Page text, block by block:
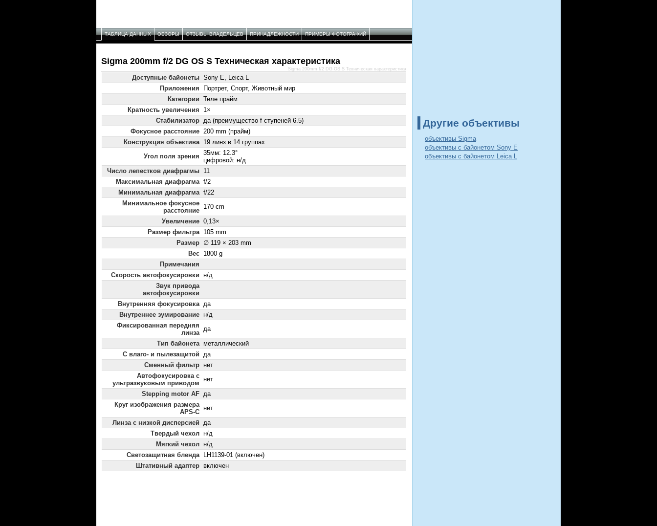
ТАБЛИЦА ДАННЫХ ОБЗОРЫ ОТЗЫВЫ ВЛАДЕЛЬЦЕВ ПРИНАДЛЕЖНОСТИ ПРИМЕРЫ ФОТОГРАФИЙ
Sigma 200mm f/2 DG OS S Техническая характеристика
Доступные байонеты Sony E, Leica L
Приложения
Портрет, Спорт, Животный мир
Категории Теле прайм
Кратность увеличения
1×
Стабилизатор да (преимущество f-ступеней 6.5)
Фокусное расстояние 200 mm (прайм)
Конструкция объектива 19 линз в 14 группах
Угол поля зрения 35мм: 12.3°
цифровой: н/д
Число лепестков диафрагмы 11
Максимальная диафрагма f/2
Минимальная диафрагма f/22
Минимальное фокусное
расстояние
170 cm
Увеличение 0,13×
Размер фильтра 105 mm
Размер ∅ 119 × 203 mm
Вес 1800 g
Примечания
Скорость автофокусировки н/д
Звук привода
автофокусировки
Внутренняя фокусировка да
Внутреннее зумирование н/д
Фиксированная передняя
линза
да
Тип байонета металлический
С влаго- и пылезащитой да
Сменный фильтр нет
Автофокусировка с
ультразвуковым приводом
нет
Stepping motor AF да
Круг изображения размера
APS-C
нет
Линза с низкой дисперсией да
Твердый чехол н/д
Мягкий чехол н/д
Светозащитная бленда
LH1139-01 (включен)
Штативный адаптер включен
Sigma 200mm f/2 DG OS S Техническая характеристика
Другие объективы
объективы Sigma
объективы с байонетом Sony E
объективы с байонетом Leica L